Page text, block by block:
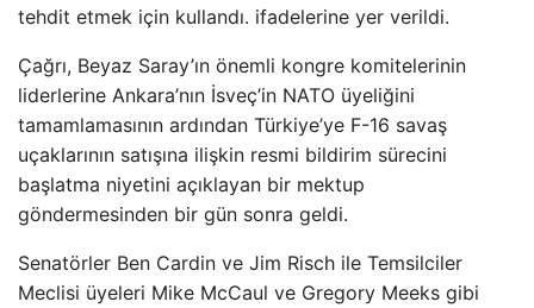
tehdit etmek için kullandı. ifadelerine yer verildi.
Çağrı, Beyaz Saray’ın önemli kongre komitelerinin
liderlerine Ankara’nın İsveç’in NATO üyeliğini
tamamlamasının ardından Türkiye’ye F-16 savaş
uçaklarının satışına ilişkin resmi bildirim sürecini
başlatma niyetini açıklayan bir mektup
göndermesinden bir gün sonra geldi.
Senatörler Ben Cardin ve Jim Risch ile Temsilciler
Meclisi üyeleri Mike McCaul ve Gregory Meeks gibi